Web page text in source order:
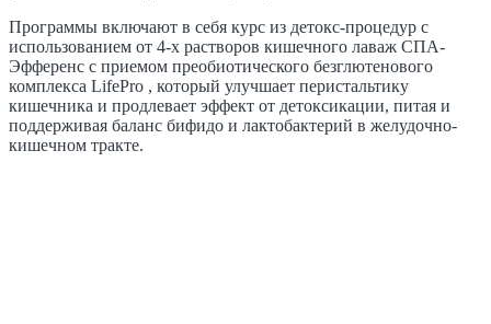
Программы включают в себя курс из детокс-процедур с
использованием от 4-х растворов кишечного лаваж СПА-
Эфференс с приемом преобиотического безглютенового
комплекса LifePro , который улучшает перистальтику
кишечника и продлевает эффект от детоксикации, питая и
поддерживая баланс бифидо и лактобактерий в желудочно-
кишечном тракте.